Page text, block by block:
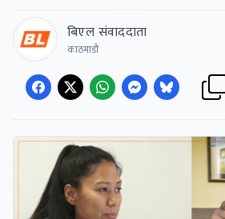
बिएल संवाददाता
काठमाडौं